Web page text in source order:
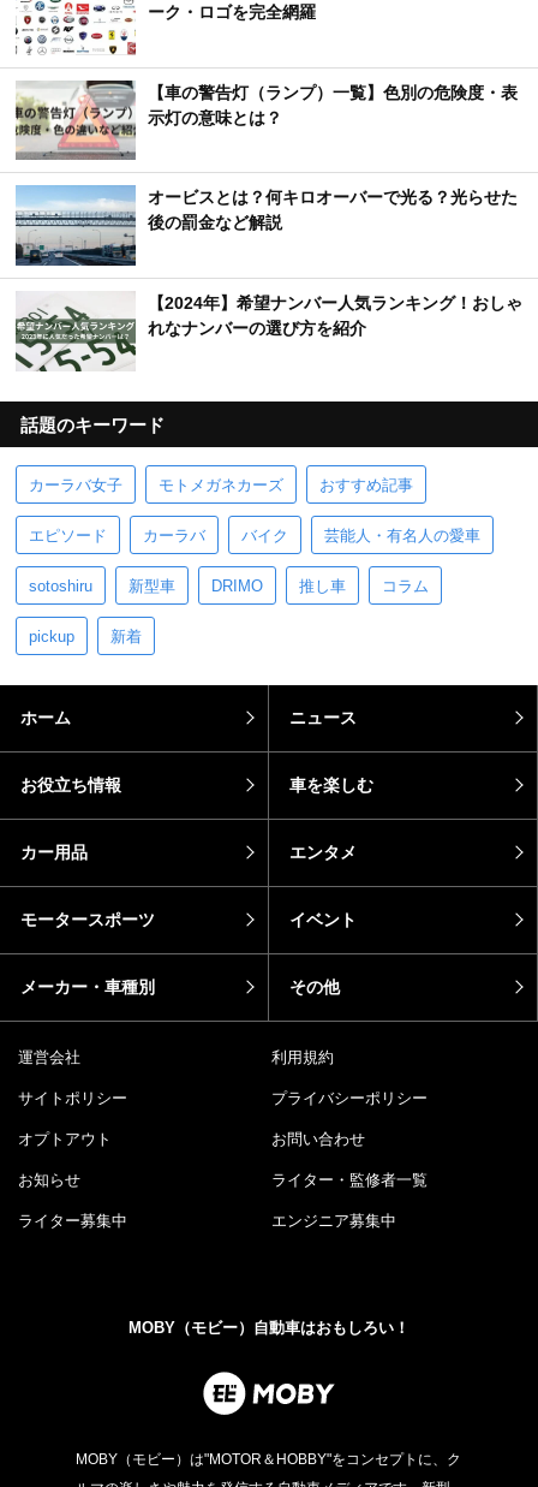
ーク・ロゴを完全網羅
【車の警告灯（ランプ）一覧】色別の危険度・表
示灯の意味とは？
オービスとは？何キロオーバーで光る？光らせた
後の罰金など解説
【2024年】希望ナンバー人気ランキング！おしゃ
れなナンバーの選び方を紹介
話題のキーワード
カーラバ女子 モトメガネカーズ おすすめ記事
エピソード カーラバ バイク 芸能人・有名人の愛車
sotoshiru 新型車 DRIMO 推し車 コラム
pickup 新着
ホーム ニュース
お役立ち情報 車を楽しむ
カー用品 エンタメ
モータースポーツ イベント
メーカー・車種別 その他
運営会社 利用規約
サイトポリシー プライバシーポリシー
オプトアウト お問い合わせ
お知らせ ライター・監修者一覧
ライター募集中 エンジニア募集中
MOBY（モビー）自動車はおもしろい！
MOBY（モビー）は"MOTOR＆HOBBY"をコンセプトに、ク